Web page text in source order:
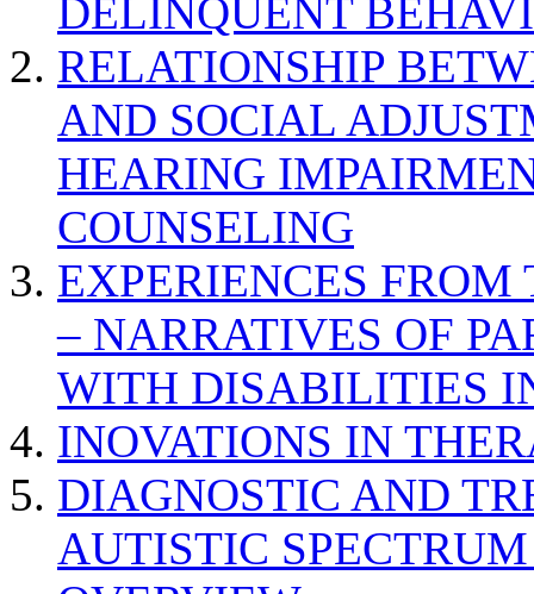
DELINQUENT
RELATIONSHIP
AND SOCIAL
HEARING
COUNSELING
EXPERIENCES
– NARRATIVES OF
WITH DISABILITIES
INOVATIONS IN
DIAGNOSTIC AND
AUTISTIC